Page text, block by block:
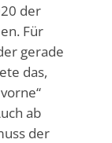
der
Für
gerade
das,
ab
der